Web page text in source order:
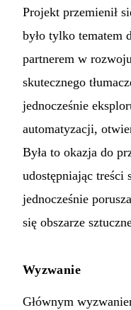
Projekt przemienił
było tylko tematem
partnerem w
skutecznego
jednocześnie
automatyzacji,
Była to okazja do
udostępniając treści
jednocześnie
się obszarze
Wyzwanie
Głównym